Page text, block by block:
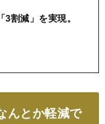
割減」を実現。
んとか軽減で